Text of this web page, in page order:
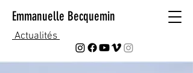
Emmanuelle Becquemin
Actualités